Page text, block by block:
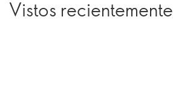
Vistos recientemente